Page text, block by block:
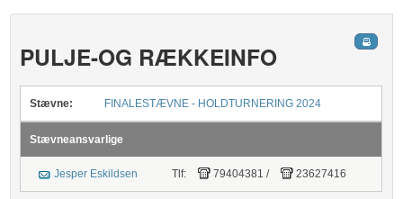
PULJE-OG RÆKKEINFO
Stævne: FINALESTÆVNE - HOLDTURNERING 2024
Stævneansvarlige
Jesper Eskildsen Tlf: 79404381 / 23627416